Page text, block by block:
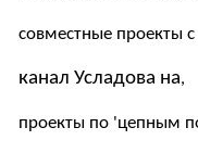
совместные проекты
канал Усладова на,
проекты по 'цепным